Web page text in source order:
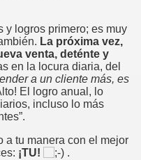
y logros primero; es muy
La próxima vez,
venta, deténte y
en la locura diaria, del
a un cliente más, es
El logro anual, lo
incluso lo más
tu manera con el mejor
¡TU! .